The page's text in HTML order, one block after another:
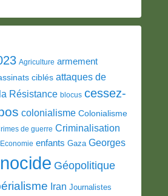
Agriculture armement
ciblés attaques de
Résistance blocus cessez-
colonialisme Colonialisme
de guerre Criminalisation
Economie enfants Gaza Georges
Géopolitique
Iran Journalistes